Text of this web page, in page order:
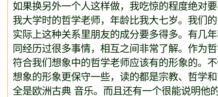
如果换另外一个人这样做，我吃惊的程度绝对
我大学时的哲学老师，年龄比我大七岁。我们
实际上这种关系里朋友的成分要多得多。有几
同经历过很多事情，相互之间非常了解。作为
符合我们想象中的哲学老师应该有的形象的。
想象的形象更保守一些，读的都是宗教、哲学
全是欧洲古典 音乐。而且还有一个很能说明他